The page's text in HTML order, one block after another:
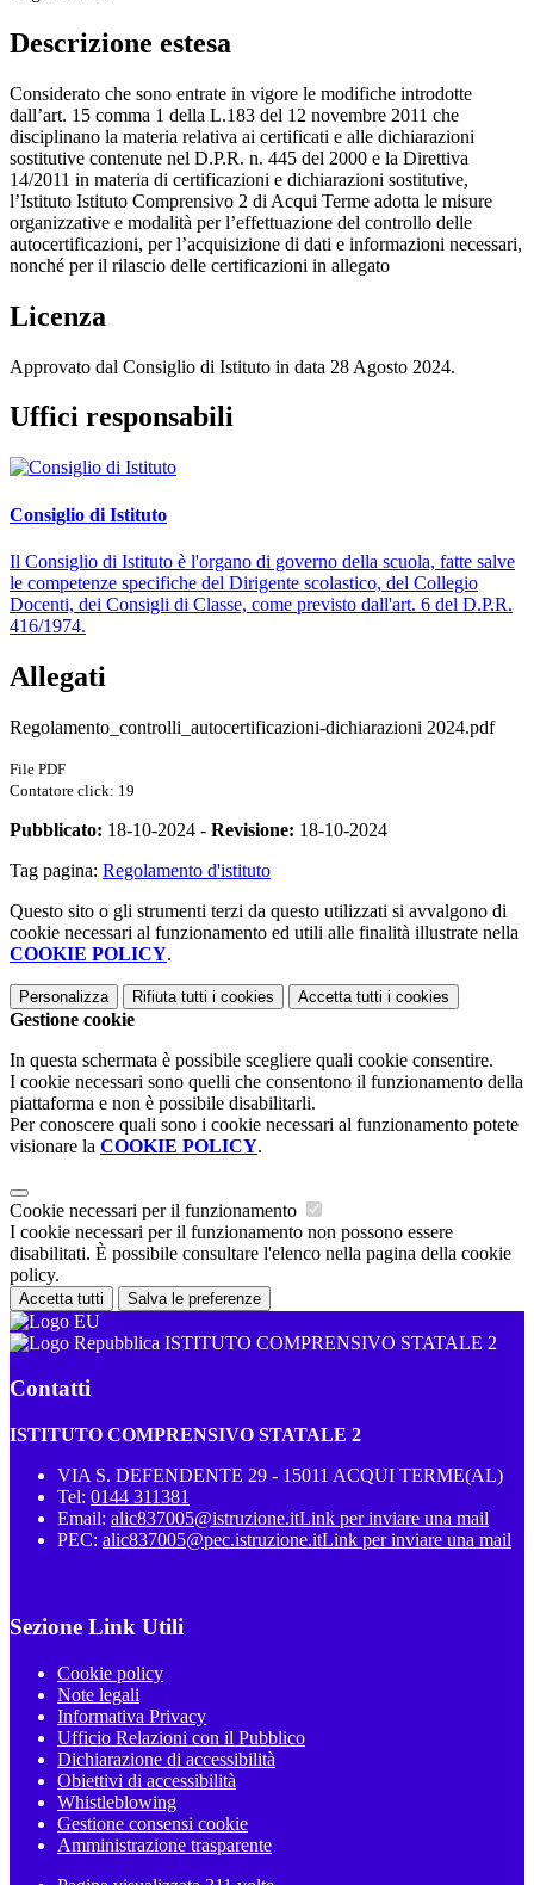
Descrizione estesa
Considerato che sono entrate in vigore le modifiche introdotte
dall’art. 15 comma 1 della L.183 del 12 novembre 2011 che
disciplinano la materia relativa ai certificati e alle dichiarazioni
sostitutive contenute nel D.P.R. n. 445 del 2000 e la Direttiva
14/2011 in materia di certificazioni e dichiarazioni sostitutive,
l’Istituto Istituto Comprensivo 2 di Acqui Terme adotta le misure
organizzative e modalità per l’effettuazione del controllo delle
autocertificazioni, per l’acquisizione di dati e informazioni necessari,
nonché per il rilascio delle certificazioni in allegato
Licenza
Approvato dal Consiglio di Istituto in data 28 Agosto 2024.
Uffici responsabili
Consiglio di Istituto
Il Consiglio di Istituto è l'organo di governo della scuola, fatte salve
le competenze specifiche del Dirigente scolastico, del Collegio
Docenti, dei Consigli di Classe, come previsto dall'art. 6 del D.P.R.
416/1974.
Allegati
Regolamento_controlli_autocertificazioni-dichiarazioni 2024.pdf
File PDF
Contatore click: 19
Pubblicato: 18-10-2024 - Revisione: 18-10-2024
Tag pagina: Regolamento d'istituto
Questo sito o gli strumenti terzi da questo utilizzati si avvalgono di
cookie necessari al funzionamento ed utili alle finalità illustrate nella
COOKIE POLICY.
Personalizza Rifiuta tutti i cookies Accetta tutti i cookies
Gestione cookie
In questa schermata è possibile scegliere quali cookie consentire.
I cookie necessari sono quelli che consentono il funzionamento della
piattaforma e non è possibile disabilitarli.
Per conoscere quali sono i cookie necessari al funzionamento potete
visionare la COOKIE POLICY.
Cookie necessari per il funzionamento
I cookie necessari per il funzionamento non possono essere
disabilitati. È possibile consultare l'elenco nella pagina della cookie
policy.
Accetta tutti Salva le preferenze
ISTITUTO COMPRENSIVO STATALE 2
Contatti
ISTITUTO COMPRENSIVO STATALE 2
VIA S. DEFENDENTE 29 - 15011 ACQUI TERME(AL)
Tel: 0144 311381
Email: alic837005@istruzione.itLink per inviare una mail
PEC: alic837005@pec.istruzione.itLink per inviare una mail
Sezione Link Utili
Cookie policy
Note legali
Informativa Privacy
Ufficio Relazioni con il Pubblico
Dichiarazione di accessibilità
Obiettivi di accessibilità
Whistleblowing
Gestione consensi cookie
Amministrazione trasparente